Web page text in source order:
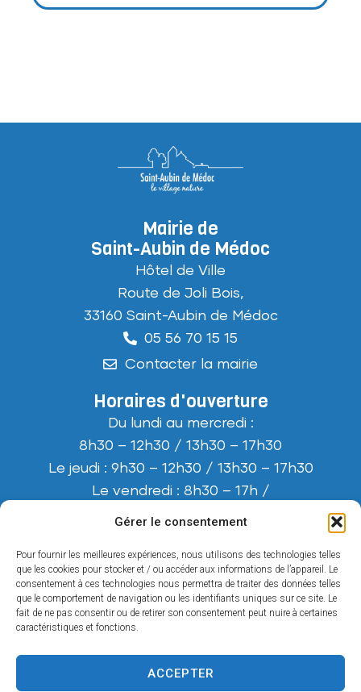
Gérer le consentement
Pour fournir les meilleures expériences, nous utilisons des technologies telles
que les cookies pour stocker et / ou accéder aux informations de l’appareil. Le
consentement à ces technologies nous permettra de traiter des données telles
que le comportement de navigation ou les identifiants uniques sur ce site. Le
fait de ne pas consentir ou de retirer son consentement peut nuire à certaines
caractéristiques et fonctions.
ACCEPTER
Mairie de
Saint-Aubin de Médoc
Hôtel de Ville
Route de Joli Bois,
33160 Saint-Aubin de Médoc
05 56 70 15 15
Contacter la mairie
Horaires d'ouverture
Du lundi au mercredi :
8h30 – 12h30 / 13h30 – 17h30
Le jeudi : 9h30 – 12h30 / 13h30 – 17h30
Le vendredi : 8h30 – 17h /
Horaires d’été (mi-juillet / mi-août) :
Fermeture à 17h tous les jours.
Pas de permanence le samedi.